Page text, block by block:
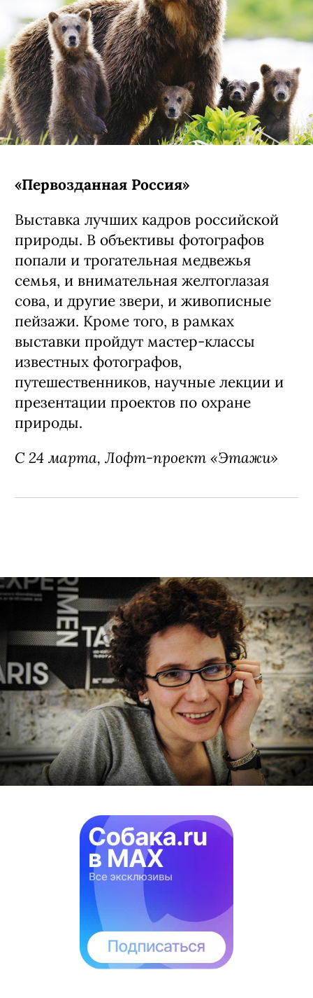
«Первозданная Россия»
Выставка лучших кадров российской
природы. В объективы фотографов
попали и трогательная медвежья
семья, и внимательная желтоглазая
сова, и другие звери, и живописные
пейзажи. Кроме того, в рамках
выставки пройдут мастер-классы
известных фотографов,
путешественников, научные лекции и
презентации проектов по охране
природы.
С 24 марта, Лофт-проект «Этажи»